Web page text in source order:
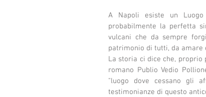
A Napoli esiste un
probabilmente la perfetta
vulcani che da sempre
patrimonio di tutti, da amare
La storia ci dice che, proprio
romano Publio Vedio
"luogo dove cessano gli
testimonianze di questo